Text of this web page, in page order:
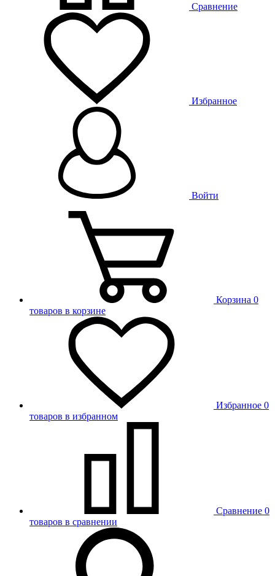
Сравнение
Избранное
Войти
Корзина 0
товаров в корзине
Избранное 0
товаров в избранном
Сравнение 0
товаров в сравнении